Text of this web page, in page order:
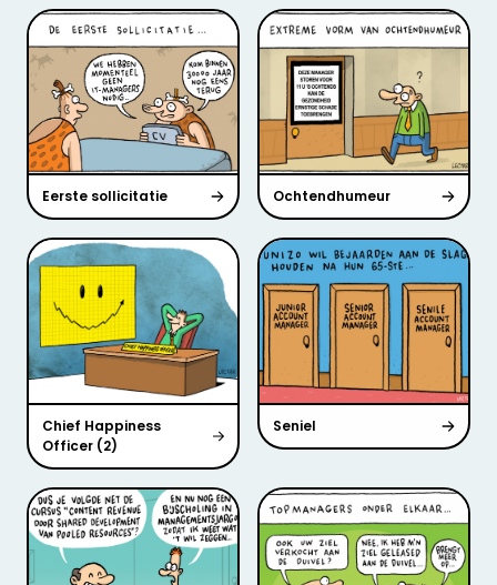
Eerste sollicitatie Ochtendhumeur
Chief Happiness
Officer (2)
Seniel